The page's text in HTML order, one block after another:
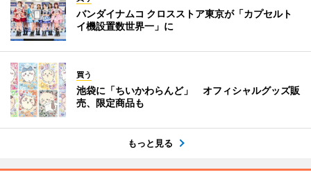
バンダイナムコ クロスストア東京が「カプセルト
イ機設置数世界一」に
買う
池袋に「ちいかわらんど」 オフィシャルグッズ販
売、限定商品も
もっと見る